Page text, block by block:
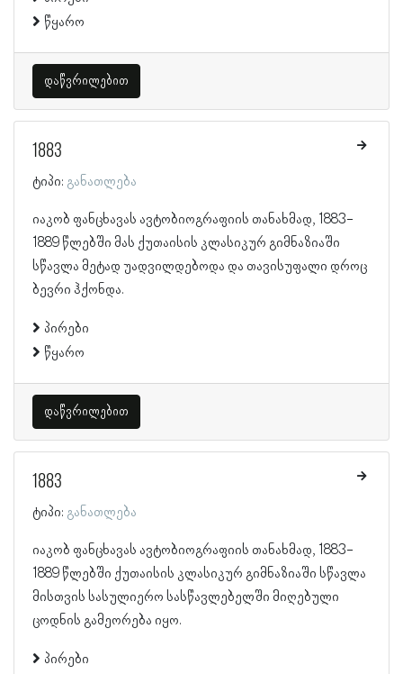
წყარო
დაწვრილებით
1883
ტიპი: განათლება
იაკობ ფანცხავას ავტობიოგრაფიის თანახმად, 1883-
1889 წლებში მას ქუთაისის კლასიკურ გიმნაზიაში
სწავლა მეტად უადვილდებოდა და თავისუფალი დროც
ბევრი ჰქონდა.
პირები
წყარო
დაწვრილებით
1883
ტიპი: განათლება
იაკობ ფანცხავას ავტობიოგრაფიის თანახმად, 1883-
1889 წლებში ქუთაისის კლასიკურ გიმნაზიაში სწავლა
მისთვის სასულიერო სასწავლებელში მიღებული
ცოდნის გამეორება იყო.
პირები